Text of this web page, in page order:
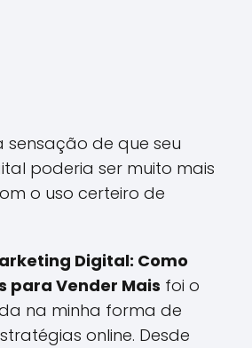
sensação de que seu
poderia ser muito mais
o uso certeiro de
Digital: Como
para Vender Mais foi o
na minha forma de
online. Desde